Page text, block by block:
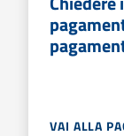
VAI ALLA